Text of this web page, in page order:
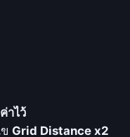
M
Q
าไว้
Grid Distance x2